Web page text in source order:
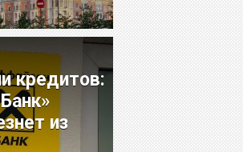
кредитов:
из